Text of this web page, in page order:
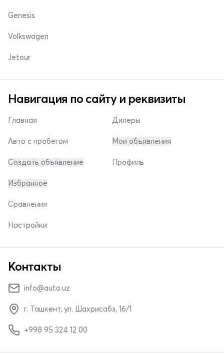
Genesis
Volkswagen
Jetour
Навигация по сайту и реквизиты
Главная
Авто с пробегом
Создать объявление
Дилеры
Мои объявления
Профиль
Избранное
Сравнения
Настройки
Контакты
info@auto.uz
г. Ташкент, ул. Шахрисабз, 16/1
+998 95 324 12 00